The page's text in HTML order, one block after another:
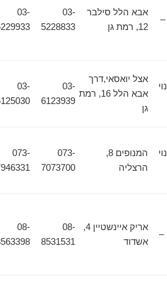
אבא הלל סילבר
12, רמת גן
03-
5228833
03-
5229933
אצל יואסאי,דרך
אבא הלל 16, רמת
03-
6123939
03-
6125030
המנופים 8,
הרצליה
073-
7073700
073-
7946331
אריק איינשטיין 4,
אשדוד
08-
8531531
08-
8563398